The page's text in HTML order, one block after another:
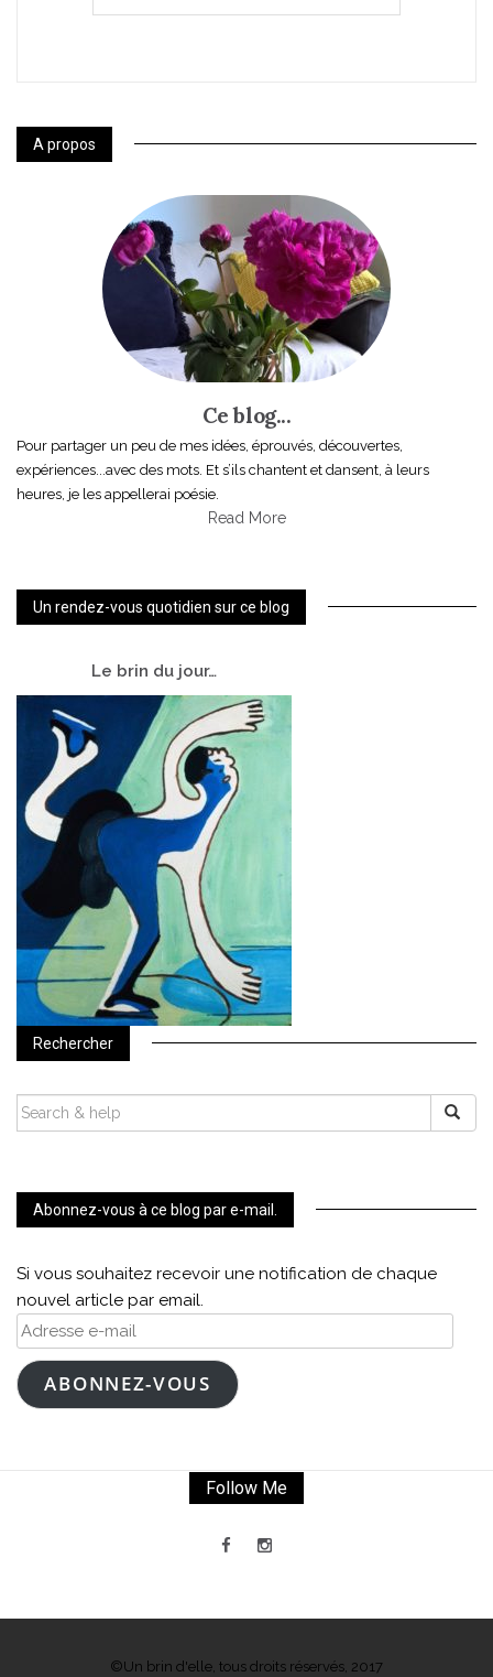
A propos
Ce blog...
Pour partager un peu de mes idées, éprouvés, découvertes,
expériences...avec des mots. Et s’ils chantent et dansent, à leurs
heures, je les appellerai poésie.
Read More
Un rendez-vous quotidien sur ce blog
Le brin du jour…
Rechercher
SEARCH
FOR:
Abonnez-vous à ce blog par e-mail.
Si vous souhaitez recevoir une notification de chaque
nouvel article par email.
Adresse
e-
mailABONNEZ-VOUS
Follow Me
©Un brin d'elle, tous droits réservés, 2017